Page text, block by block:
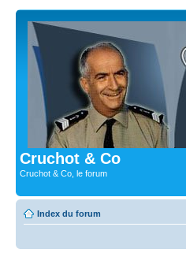
Cruchot & Co
Cruchot & Co, le forum
Index du forum